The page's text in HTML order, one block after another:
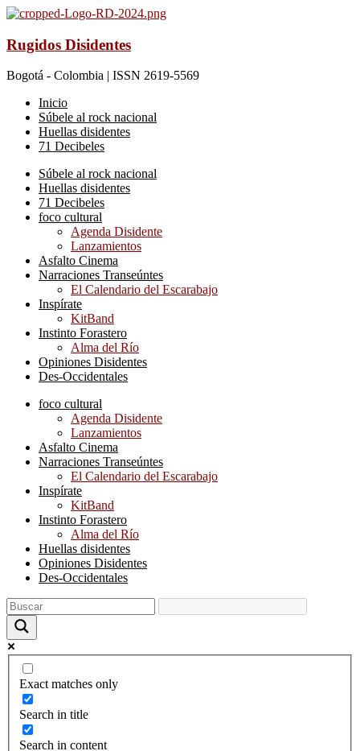
Rugidos Disidentes
Bogotá - Colombia | ISSN 2619-5569
Inicio
Súbele al rock nacional
Huellas disidentes
71 Decibeles
Súbele al rock nacional
Huellas disidentes
71 Decibeles
foco cultural
Agenda Disidente
Lanzamientos
Asfalto Cinema
Narraciones Transeúntes
El Calendario del Escarabajo
Inspírate
KitBand
Instinto Forastero
Alma del Río
Opiniones Disidentes
Des-Occidentales
foco cultural
Agenda Disidente
Lanzamientos
Asfalto Cinema
Narraciones Transeúntes
El Calendario del Escarabajo
Inspírate
KitBand
Instinto Forastero
Alma del Río
Huellas disidentes
Opiniones Disidentes
Des-Occidentales
Exact matches only
Search in title
Search in content